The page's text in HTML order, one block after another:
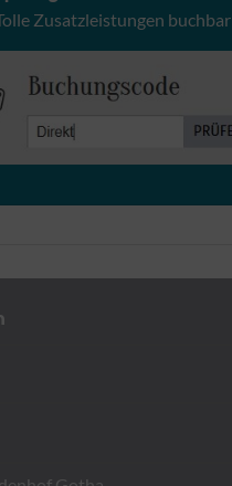
Zusatzleistungen buchbar